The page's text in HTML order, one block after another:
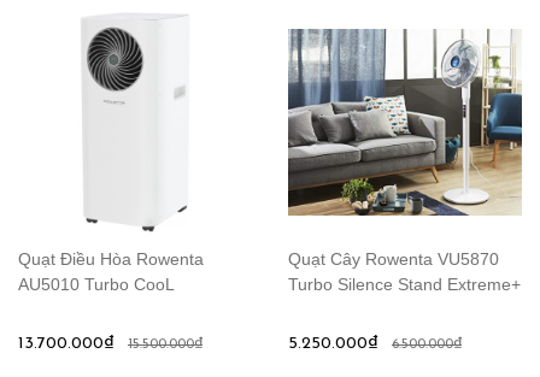
Quạt Điều Hòa Rowenta
AU5010 Turbo CooL
13.700.000₫ 15.500.000₫
Quạt Cây Rowenta VU5870
Turbo Silence Stand Extreme+
5.250.000₫ 6.500.000₫